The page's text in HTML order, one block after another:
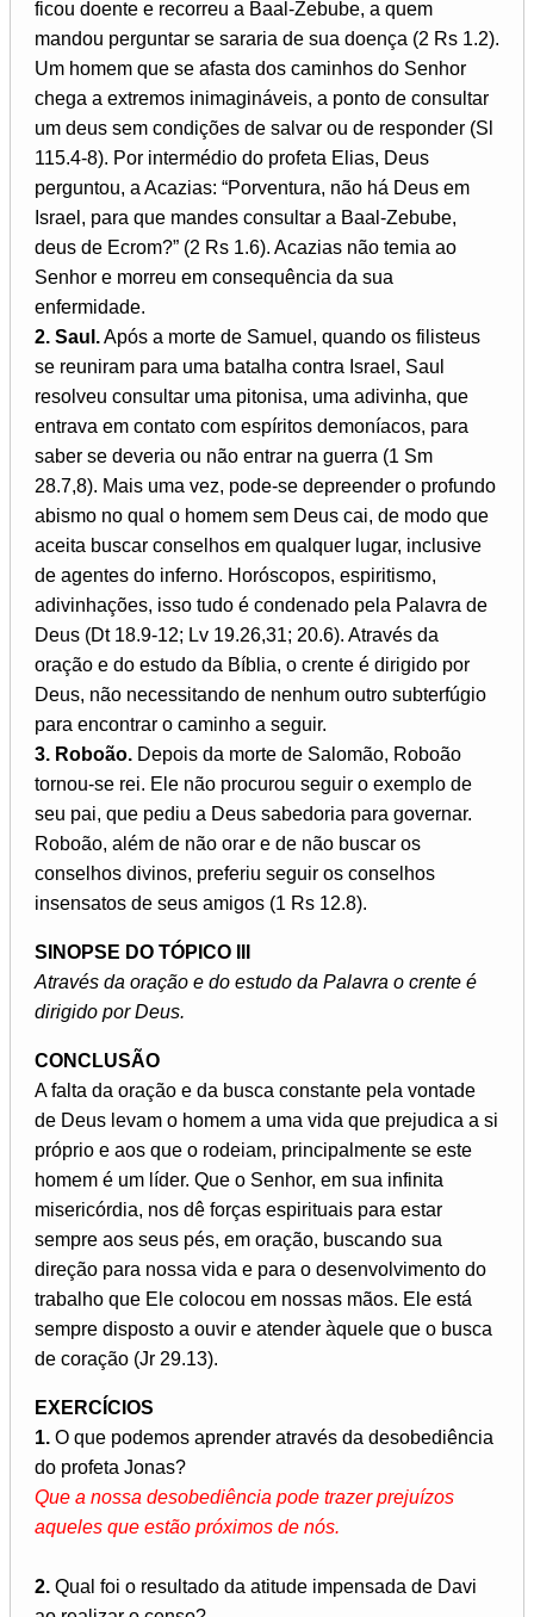
ficou doente e recorreu a Baal-Zebube, a quem
mandou perguntar se sararia de sua doença (2 Rs 1.2).
Um homem que se afasta dos caminhos do Senhor
chega a extremos inimagináveis, a ponto de consultar
um deus sem condições de salvar ou de responder (Sl
115.4-8). Por intermédio do profeta Elias, Deus
perguntou, a Acazias: “Porventura, não há Deus em
Israel, para que mandes consultar a Baal-Zebube,
deus de Ecrom?” (2 Rs 1.6). Acazias não temia ao
Senhor e morreu em consequência da sua
enfermidade.
2. Saul.Após a morte de Samuel, quando os filisteus
se reuniram para uma batalha contra Israel, Saul
resolveu consultar uma pitonisa, uma adivinha, que
entrava em contato com espíritos demoníacos, para
saber se deveria ou não entrar na guerra (1 Sm
28.7,8). Mais uma vez, pode-se depreender o profundo
abismo no qual o homem sem Deus cai, de modo que
aceita buscar conselhos em qualquer lugar, inclusive
de agentes do inferno. Horóscopos, espiritismo,
adivinhações, isso tudo é condenado pela Palavra de
Deus (Dt 18.9-12; Lv 19.26,31; 20.6). Através da
oração e do estudo da Bíblia, o crente é dirigido por
Deus, não necessitando de nenhum outro subterfúgio
para encontrar o caminho a seguir.
3. Roboão. Depois da morte de Salomão, Roboão
tornou-se rei. Ele não procurou seguir o exemplo de
seu pai, que pediu a Deus sabedoria para governar.
Roboão, além de não orar e de não buscar os
conselhos divinos, preferiu seguir os conselhos
insensatos de seus amigos (1 Rs 12.8).
SINOPSE DO TÓPICO III
Através da oração e do estudo da Palavra o crente é
dirigido por Deus.
CONCLUSÃO
A falta da oração e da busca constante pela vontade
de Deus levam o homem a uma vida que prejudica a si
próprio e aos que o rodeiam, principalmente se este
homem é um líder. Que o Senhor, em sua infinita
misericórdia, nos dê forças espirituais para estar
sempre aos seus pés, em oração, buscando sua
direção para nossa vida e para o desenvolvimento do
trabalho que Ele colocou em nossas mãos. Ele está
sempre disposto a ouvir e atender àquele que o busca
de coração (Jr 29.13).
EXERCÍCIOS
1. O que podemos aprender através da desobediência
do profeta Jonas?
Que a nossa desobediência pode trazer prejuízos
aqueles que estão próximos de nós.
2. Qual foi o resultado da atitude impensada de Davi